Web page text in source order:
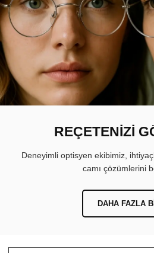
REÇETENİZİ
Deneyimli optisyen ekibimiz,
camı çözümlerini
DAHA FAZLA